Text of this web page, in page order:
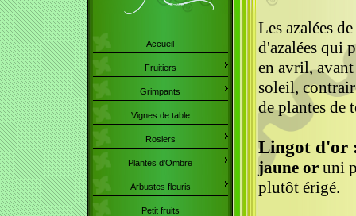
Les azalées
d'azalées qui
en avril,
soleil,
de plantes de
Lingot d'or
jaune or uni
plutôt érigé.
Accueil
Fruitiers
Grimpants
Vignes de table
Rosiers
Plantes d'Ombre
Arbustes fleuris
Petit fruits